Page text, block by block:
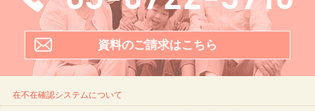
資料のご請求はこちら
在不在確認システムについて